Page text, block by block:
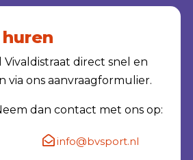
direct snel en
via ons aanvraagformulier.
dan contact met ons op:
info@bvsport.nl